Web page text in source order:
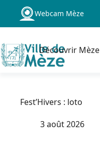
Passer
contenu
Webcam Mèze
Découvrir Mèze
Fest’Hivers : loto
3 août 2026